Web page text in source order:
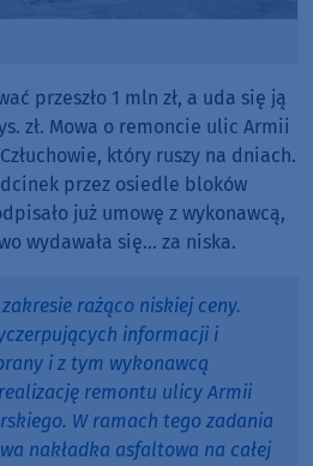
przeszło 1 mln zł, a uda się ją
zł. Mowa o remoncie ulic Armii
który ruszy na dniach.
przez osiedle bloków
już umowę z wykonawcą,
wydawała się... za niska.
rażąco niskiej ceny.
informacji i
i z tym wykonawcą
remontu ulicy Armii
W ramach tego zadania
nakładka asfaltowa na całej